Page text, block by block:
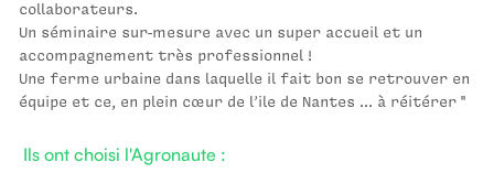
collaborateurs.
Un séminaire sur-mesure avec un super accueil et un
accompagnement très professionnel !
Une ferme urbaine dans laquelle il fait bon se retrouver en
équipe et ce, en plein cœur de l’ile de Nantes ... à réitérer "
Ils ont choisi l'Agronaute :